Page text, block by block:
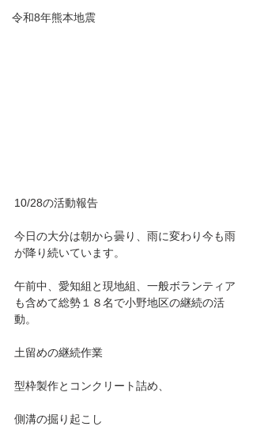
令和8年熊本地震
10/28の活動報告
今日の大分は朝から曇り、雨に変わり今も雨
が降り続いています。
午前中、愛知組と現地組、一般ボランティア
も含めて総勢１８名で小野地区の継続の活
動。
土留めの継続作業
型枠製作とコンクリート詰め、
側溝の掘り起こし